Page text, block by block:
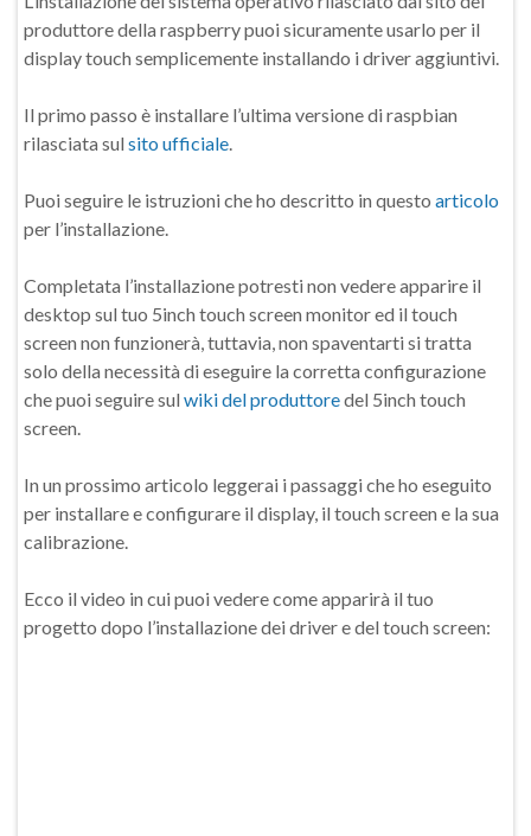
produttore della raspberry puoi sicuramente usarlo per il
display touch semplicemente installando i driver aggiuntivi.
Il primo passo è installare l’ultima versione di raspbian
rilasciata sul sito ufficiale.
Puoi seguire le istruzioni che ho descritto in questo articolo
per l’installazione.
Completata l’installazione potresti non vedere apparire il
desktop sul tuo 5inch touch screen monitor ed il touch
screen non funzionerà, tuttavia, non spaventarti si tratta
solo della necessità di eseguire la corretta configurazione
che puoi seguire sul wiki del produttoredel 5inch touch
screen.
In un prossimo articolo leggerai i passaggi che ho eseguito
per installare e configurare il display, il touch screen e la sua
calibrazione.
Ecco il video in cui puoi vedere come apparirà il tuo
progetto dopo l’installazione dei driver e del touch screen: